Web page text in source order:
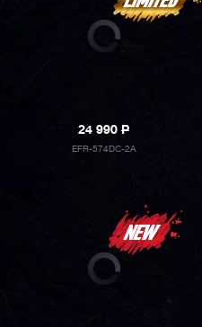
24 990P
EFR-574DC-2A